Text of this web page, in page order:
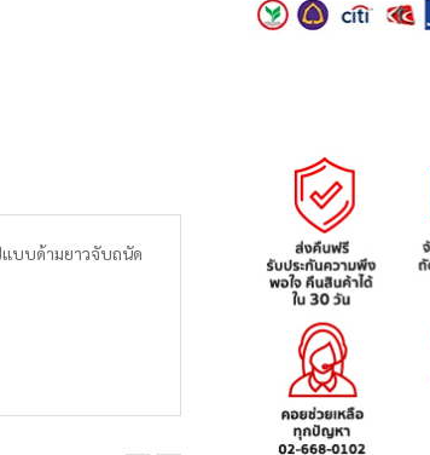
แบบด้ามยาวจับถนัด